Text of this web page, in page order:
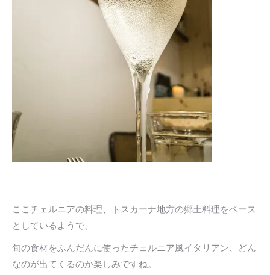
ここチェルニアの料理、トスカーナ地方の郷土料理をベース
としているようで、
旬の食材をふんだんに使ったチェルニア風イタリアン、どん
なのが出てくるのか楽しみですね。